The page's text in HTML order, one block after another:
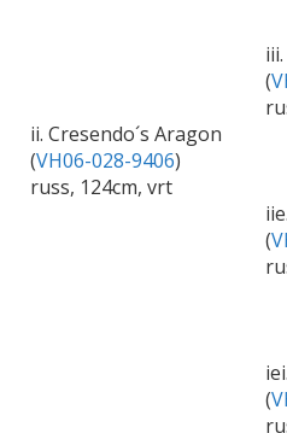
ii. Cresendo´s Aragon
(VH06-028-9406)
russ, 124cm, vrt
(
(
(